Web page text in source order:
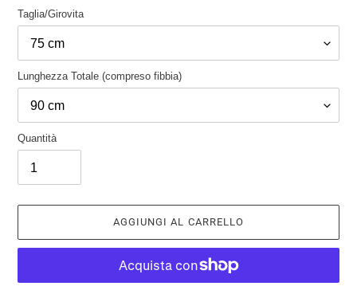
Taglia/Girovita
Lunghezza Totale (compreso fibbia)
Quantità
AGGIUNGI AL CARRELLO